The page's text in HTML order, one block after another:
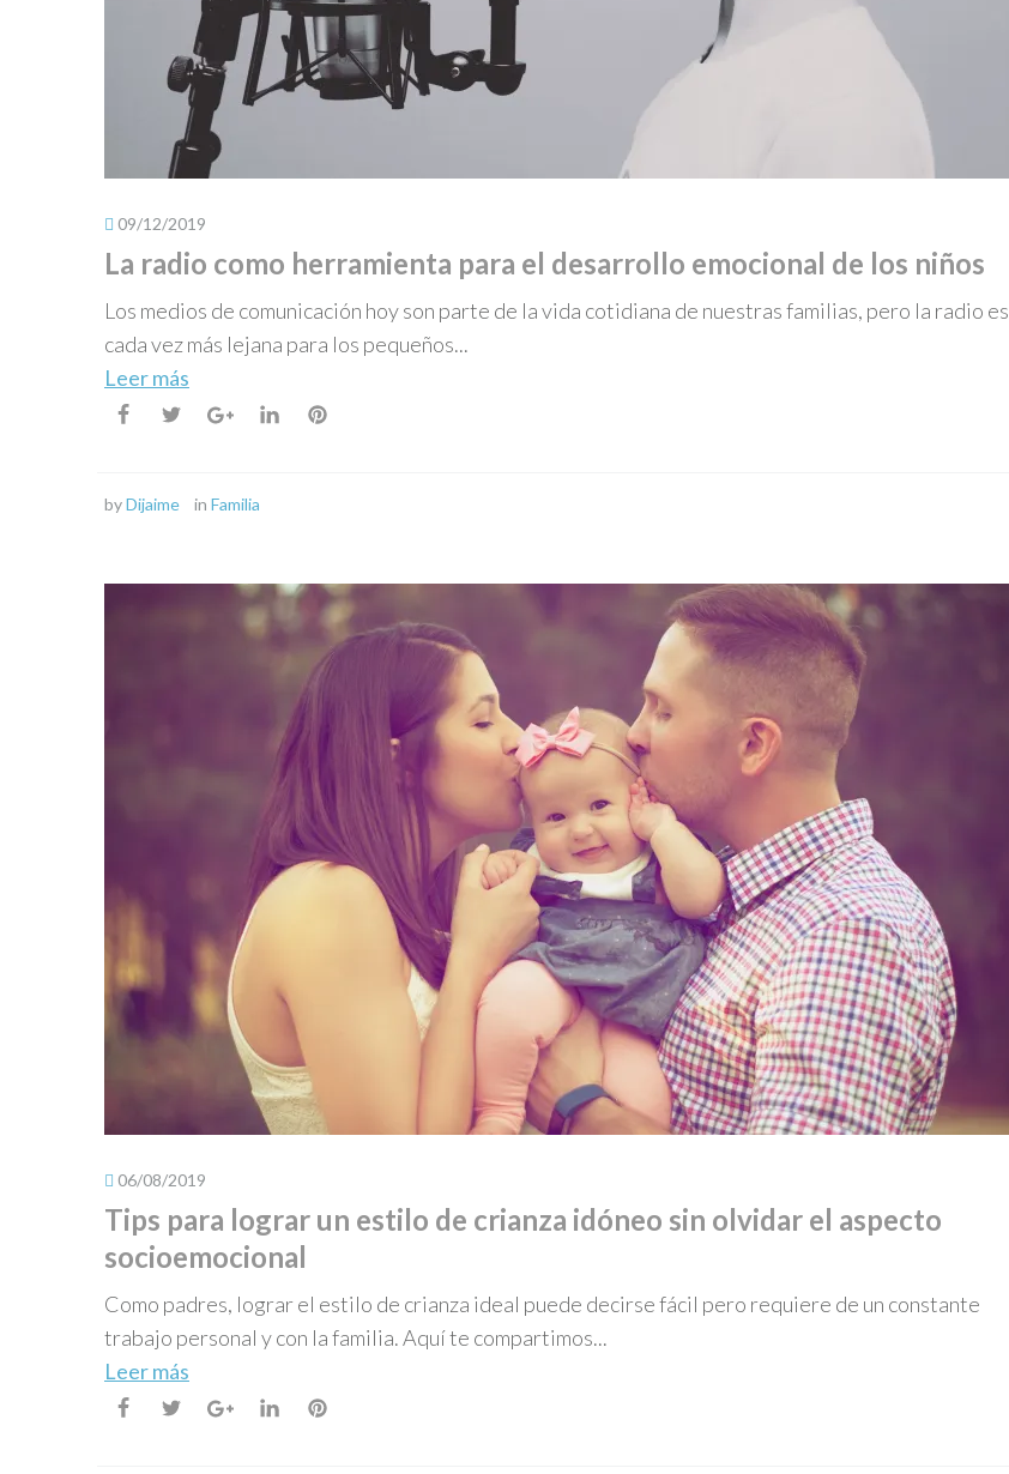
09/12/2019
La radio como herramienta para el desarrollo emocional de los niños
Los medios de comunicación hoy son parte de la vida cotidiana de nuestras familias, pero la radio es
cada vez más lejana para los pequeños...
Leer más
byDijaime in Familia
06/08/2019
Tips para lograr un estilo de crianza idóneo sin olvidar el aspecto
socioemocional
Como padres, lograr el estilo de crianza ideal puede decirse fácil pero requiere de un constante
trabajo personal y con la familia. Aquí te compartimos...
Leer más